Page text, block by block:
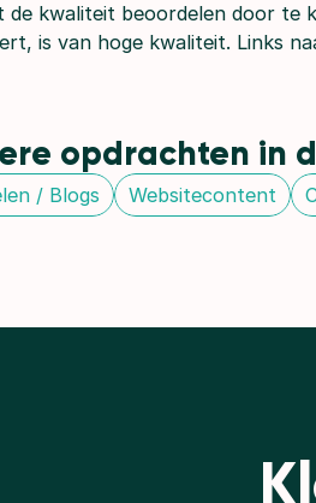
de kwaliteit beoordelen door te
is van hoge kwaliteit. Links
opdrachten in
/ Blogs Websitecontent